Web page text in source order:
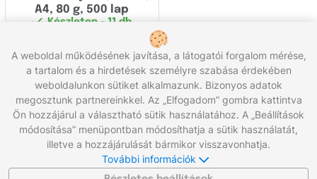
A4, 80 g, 500 lap
Készleten- 11 db
Termék
Összesen 15 termék
Hívjon minket: +36 96/566-292
Munkanapokon 8:00 - 17:00
Írjon nekünk:info@gigaprint.hu©2026 gigaprint.hu
A weboldal működésének javítása, a látogatói forgalom mérése,
a tartalom és a hirdetések személyre szabása érdekében
weboldalunkon sütiket alkalmazunk. Bizonyos adatok
megosztunk partnereinkkel. Az „Elfogadom” gombra kattintva
Ön hozzájárul a választható sütik használatához. A „Beállítások
módosítása” menüpontban módosíthatja a sütik használatát,
illetve a hozzájárulását bármikor visszavonhatja.
További információk